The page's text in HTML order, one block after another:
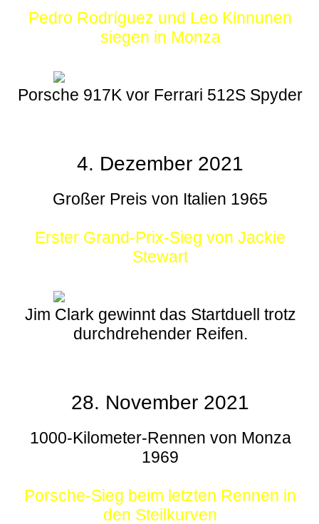
Pedro Rodríguez und Leo Kinnunen
siegen in Monza
Porsche 917K vor Ferrari 512S Spyder
4. Dezember 2021
Großer Preis von Italien 1965
Erster Grand-Prix-Sieg von Jackie
Stewart
Jim Clark gewinnt das Startduell trotz
durchdrehender Reifen.
28. November 2021
1000-Kilometer-Rennen von Monza
1969
Porsche-Sieg beim letzten Rennen in
den Steilkurven